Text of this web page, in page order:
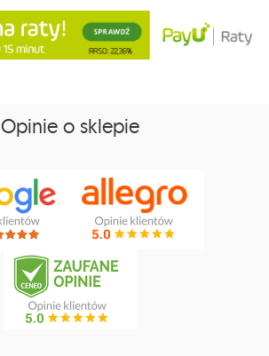
Opinie o sklepie